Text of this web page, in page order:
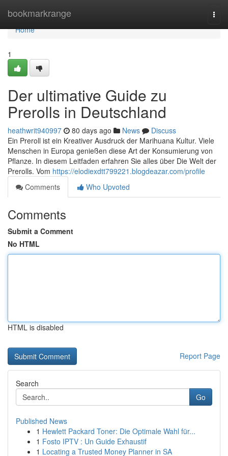
bookmarkrange
Home
Home
1
Der ultimative Guide zu
Prerolls in Deutschland
heathwrit940997 80 days ago News
Discuss
Ein Preroll ist ein Kreativer Ausdruck der Marihuana Kultur. Viele
Menschen in Europa genießen diese Art der Konsumierung von
Pflanze. In diesem Leitfaden erfahren Sie alles über Die Welt der
Prerolls. Vom https://elodiexdtt799221.blogdeazar.com/profile
Comments
Who Upvoted
Comments
Submit a Comment
No HTML
HTML is disabled
Report Page
Search
Go
Published News
1 Hewlett Packard Toner: Die Optimale Wahl für...
1 Fosto IPTV : Un Guide Exhaustif
1 Locating a Trusted Money Planner in SA